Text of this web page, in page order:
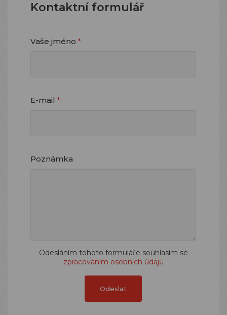
Kontaktní formulář
Vaše jméno *
E-mail *
Poznámka
Odesláním tohoto formuláře souhlasím se
zpracováním osobních údajů
Odeslat